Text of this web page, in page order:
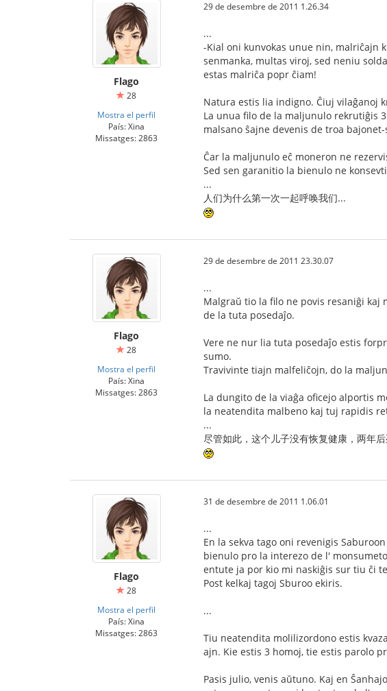
Flago
28
Mostra el perfil
País: Xina
Missatges: 2863
29 de desembre de 2011 1.26.34
...
-Kial oni kunvokas unue nin, malriĉajn
senmanka, multas viroj, sed neniu
estas malriĉa popr ĉiam!
Natura estis lia indigno. Ĉiuj vilaĝanoj
La unua filo de la maljunulo rekrutiĝis
malsano ŝajne devenis de troa
Ĉar la maljunulo eĉ moneron ne
Sed sen garanitio la bienulo ne
...
人们为什么第一次一起呼唤我们...
Flago
28
Mostra el perfil
País: Xina
Missatges: 2863
29 de desembre de 2011 23.30.07
...
Malgraŭ tio la filo ne povis resaniĝi
de la tuta posedaĵo.
Vere ne nur lia tuta posedaĵo estis
sumo.
Travivinte tiajn malfeliĉojn, do la
La dungito de la viaĝa oficejo alportis
la neatendita malbeno kaj tuj rapidis
...
尽管如此，这个儿子没有恢复健康，两年
Flago
28
Mostra el perfil
País: Xina
Missatges: 2863
31 de desembre de 2011 1.06.01
...
En la sekva tago oni revenigis
bienulo pro la interezo de l'
entute ja por kio mi naskiĝis sur tiu ĉi
Post kelkaj tagoj Sburoo ekiris.
...
Tiu neatendita molilizordono estis
ajn. Kie estis 3 homoj, tie estis parolo
Pasis julio, venis aŭtuno. Kaj en